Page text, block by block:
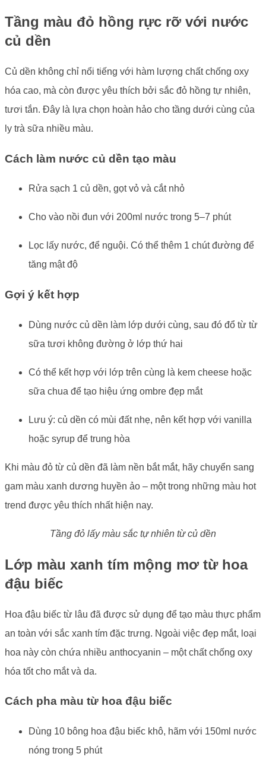
Tầng màu đỏ hồng rực rỡ với nước
củ dền
Củ dền không chỉ nổi tiếng với hàm lượng chất chống oxy
hóa cao, mà còn được yêu thích bởi sắc đỏ hồng tự nhiên,
tươi tắn. Đây là lựa chọn hoàn hảo cho tầng dưới cùng của
ly trà sữa nhiều màu.
Cách làm nước củ dền tạo màu
Rửa sạch 1 củ dền, gọt vỏ và cắt nhỏ
Cho vào nồi đun với 200ml nước trong 5–7 phút
Lọc lấy nước, để nguội. Có thể thêm 1 chút đường để
tăng mật độ
Gợi ý kết hợp
Dùng nước củ dền làm lớp dưới cùng, sau đó đổ từ từ
sữa tươi không đường ở lớp thứ hai
Có thể kết hợp với lớp trên cùng là kem cheese hoặc
sữa chua để tạo hiệu ứng ombre đẹp mắt
Lưu ý: củ dền có mùi đất nhẹ, nên kết hợp với vanilla
hoặc syrup để trung hòa
Khi màu đỏ từ củ dền đã làm nền bắt mắt, hãy chuyển sang
gam màu xanh dương huyền ảo – một trong những màu hot
trend được yêu thích nhất hiện nay.
Tầng đỏ lấy màu sắc tự nhiên từ củ dền
Lớp màu xanh tím mộng mơ từ hoa
đậu biếc
Hoa đậu biếc từ lâu đã được sử dụng để tạo màu thực phẩm
an toàn với sắc xanh tím đặc trưng. Ngoài việc đẹp mắt, loại
hoa này còn chứa nhiều anthocyanin – một chất chống oxy
hóa tốt cho mắt và da.
Cách pha màu từ hoa đậu biếc
Dùng 10 bông hoa đậu biếc khô, hãm với 150ml nước
nóng trong 5 phút